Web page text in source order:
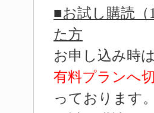
■お試し購読（
た方
お申し込み時
有料プランへ
っております